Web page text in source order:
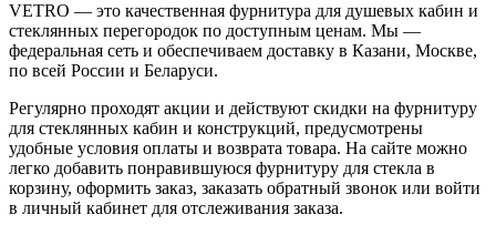
VETRO — это качественная фурнитура для душевых кабин и
стеклянных перегородок по доступным ценам. Мы —
федеральная сеть и обеспечиваем доставку в Казани, Москве,
по всей России и Беларуси.
Регулярно проходят акции и действуют скидки на фурнитуру
для стеклянных кабин и конструкций, предусмотрены
удобные условия оплаты и возврата товара. На сайте можно
легко добавить понравившуюся фурнитуру для стекла в
корзину, оформить заказ, заказать обратный звонок или войти
в личный кабинет для отслеживания заказа.